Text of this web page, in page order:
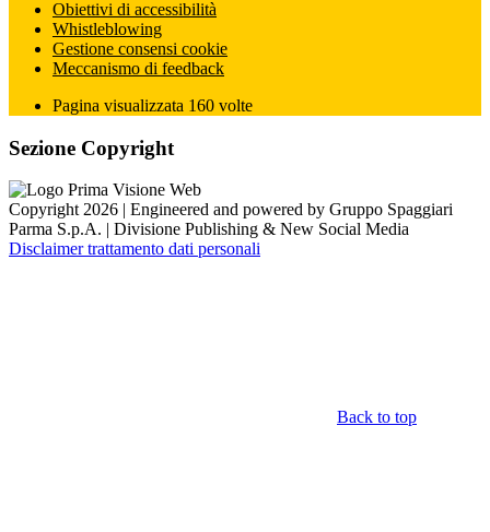
Obiettivi di accessibilità
Whistleblowing
Gestione consensi cookie
Meccanismo di feedback
Pagina visualizzata 160 volte
Sezione Copyright
Copyright 2026 | Engineered and powered by Gruppo Spaggiari
Parma S.p.A. | Divisione Publishing & New Social Media
Disclaimer trattamento dati personali
Back to top